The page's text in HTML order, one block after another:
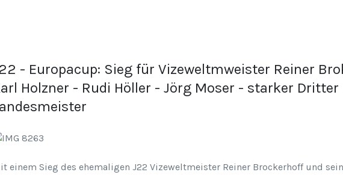
- Europacup: Sieg für Vizeweltmweister Reiner
Holzner - Rudi Höller - Jörg Moser - starker
einem Sieg des ehemaligen J22 Vizeweltmeister Reiner Brockerhoff und